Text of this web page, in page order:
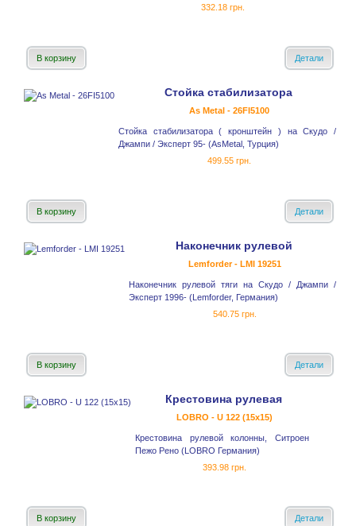
332.18 грн.
В корзину Детали
Стойка стабилизатора
As Metal - 26FI5100
Стойка стабилизатора ( кронштейн ) на Скудо /
Джампи / Эксперт 95- (AsMetal, Турция)
499.55 грн.
В корзину Детали
Наконечник рулевой
Lemforder - LMI 19251
Наконечник рулевой тяги на Скудо / Джампи /
Эксперт 1996- (Lemforder, Германия)
540.75 грн.
В корзину Детали
Крестовина рулевая
LOBRO - U 122 (15x15)
Крестовина рулевой колонны, Ситроен
Пежо Рено (LOBRO Германия)
393.98 грн.
В корзину Детали